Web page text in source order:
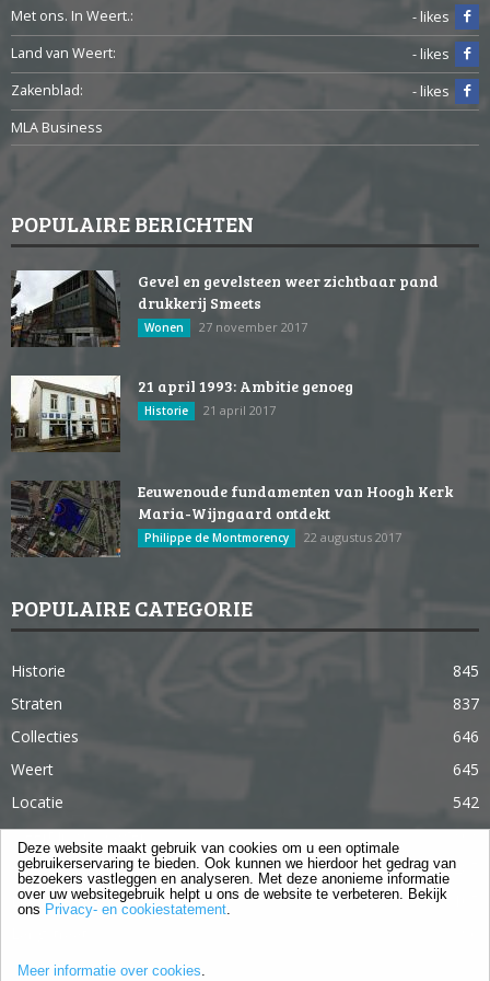
Met ons. In Weert.:
- likes
Land van Weert:
- likes
Zakenblad:
- likes
MLA Business
POPULAIRE BERICHTEN
Gevel en gevelsteen weer zichtbaar pand
drukkerij Smeets
Wonen 27 november 2017
21 april 1993: Ambitie genoeg
Historie 21 april 2017
Eeuwenoude fundamenten van Hoogh Kerk
Maria-Wijngaard ontdekt
Philippe de Montmorency 22 augustus 2017
POPULAIRE CATEGORIE
Historie
845
Straten
837
Collecties
646
Weert
645
Locatie
542
Weert in 365 dagen
363
Gebouwen
285
Lifestyle
Deze website maakt gebruik van cookies om u een optimale
gebruikerservaring te bieden. Ook kunnen we hierdoor het gedrag van
bezoekers vastleggen en analyseren. Met deze anonieme informatie
over uw websitegebruik helpt u ons de website te verbeteren. Bekijk
ons Privacy- en cookiestatement.
Meer informatie over cookies.